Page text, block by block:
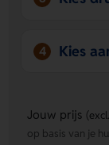
4 Kies
Jouw prijs
op basis van je